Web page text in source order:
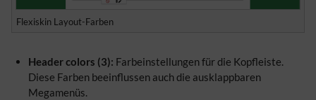
Flexiskin Layout-Farben
Header colors (3): Farbeinstellungen für die Kopfleiste.
Diese Farben beeinflussen auch die ausklappbaren
Megamenüs.